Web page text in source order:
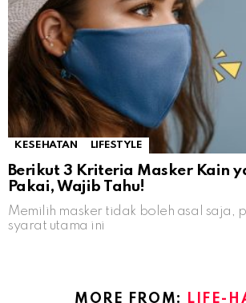
KESEHATAN LIFESTYLE
Berikut 3 Kriteria Masker Kain
Pakai, Wajib Tahu!
Memilih masker tidak boleh asal saja,
syarat utama ini
MORE FROM: LIFE-